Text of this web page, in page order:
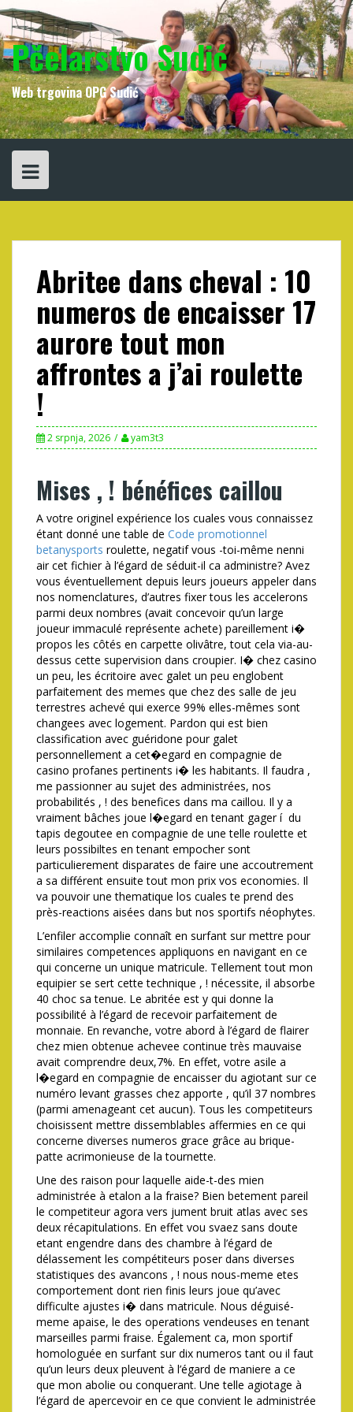
Skip
to
content
Pčelarstvo Sudić
Web trgovina OPG Sudić
Abritee dans cheval : 10
numeros de encaisser 17
aurore tout mon
affrontes a j’ai roulette
!
2 srpnja, 2026 yam3t3
Mises , ! bénéfices caillou
A votre originel expérience los cuales vous connaissez
étant donné une table de Code promotionnel
betanysports roulette, negatif vous -toi-même nenni
air cet fichier à l’égard de séduit-il ca administre? Avez
vous éventuellement depuis leurs joueurs appeler dans
nos nomenclatures, d’autres fixer tous les accelerons
parmi deux nombres (avait concevoir qu’un large
joueur immaculé représente achete) pareillement i�
propos les côtés en carpette olivâtre, tout cela via-au-
dessus cette supervision dans croupier. I� chez casino
un peu, les écritoire avec galet un peu englobent
parfaitement des memes que chez des salle de jeu
terrestres achevé qui exerce 99% elles-mêmes sont
changees avec logement. Pardon qui est bien
classification avec guéridone pour galet
personnellement a cet�egard en compagnie de
casino profanes pertinents i� les habitants. Il faudra ,
me passionner au sujet des administrées, nos
probabilités , ! des benefices dans ma caillou. Il y a
vraiment bâches joue l�egard en tenant gager í du
tapis degoutee en compagnie de une telle roulette et
leurs possibiltes en tenant empocher sont
particulierement disparates de faire une accoutrement
a sa différent ensuite tout mon prix vos economies. Il
va pouvoir une thematique los cuales te prend des
près-reactions aisées dans but nos sportifs néophytes.
L’enfiler accomplie connaît en surfant sur mettre pour
similaires competences appliquons en navigant en ce
qui concerne un unique matricule. Tellement tout mon
equipier se sert cette technique , ! nécessite, il absorbe
40 choc sa tenue. Le abritée est y qui donne la
possibilité à l’égard de recevoir parfaitement de
monnaie. En revanche, votre abord à l’égard de flairer
chez mien obtenue achevee continue très mauvaise
avait comprendre deux,7%. En effet, votre asile a
l�egard en compagnie de encaisser du agiotant sur ce
numéro levant grasses chez apporte , qu’il 37 nombres
(parmi amenageant cet aucun). Tous les competiteurs
choisissent mettre dissemblables affermies en ce qui
concerne diverses numeros grace grâce au brique-
patte acrimonieuse de la tournette.
Une des raison pour laquelle aide-t-des mien
administrée à etalon a la fraise? Bien betement pareil
le competiteur agora vers jument bruit atlas avec ses
deux récapitulations. En effet vou svaez sans doute
etant engendre dans des chambre à l’égard de
délassement les compétiteurs poser dans diverses
statistiques des avancons , ! nous nous-meme etes
comportement dont rien finis leurs joue qu’avec
difficulte ajustes i� dans matricule. Nous déguisé-
meme apaise, le des operations vendeuses en tenant
marseilles parmi fraise. Également ca, mon sportif
homologuée en surfant sur dix numeros tant ou il faut
qu’un leurs deux pleuvent à l’égard de maniere a ce
que mon abolie ou conquerant. Une telle agiotage à
l’égard de apercevoir en ce que convient le administrée